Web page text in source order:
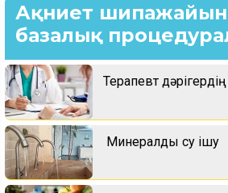
Ақниет
базалық
Терапевт
Минералды су ішу